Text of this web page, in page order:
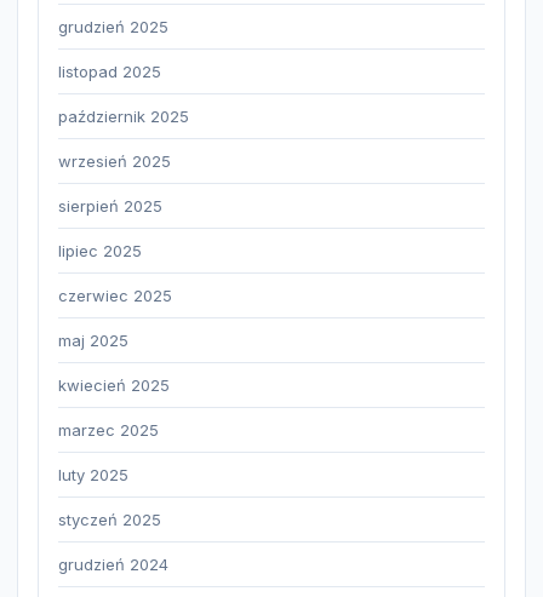
grudzień 2025
listopad 2025
październik 2025
wrzesień 2025
sierpień 2025
lipiec 2025
czerwiec 2025
maj 2025
kwiecień 2025
marzec 2025
luty 2025
styczeń 2025
grudzień 2024